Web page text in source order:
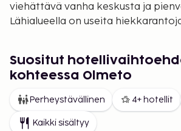
viehättävä vanha keskusta ja
Lähialueella on useita
Suositut
kohteessa Olmeto
Perheystävällinen 4+ hotellit
Kaikki sisältyy